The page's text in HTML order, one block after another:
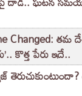
Changed: తమ
కొత్త పేరు ఇదే..